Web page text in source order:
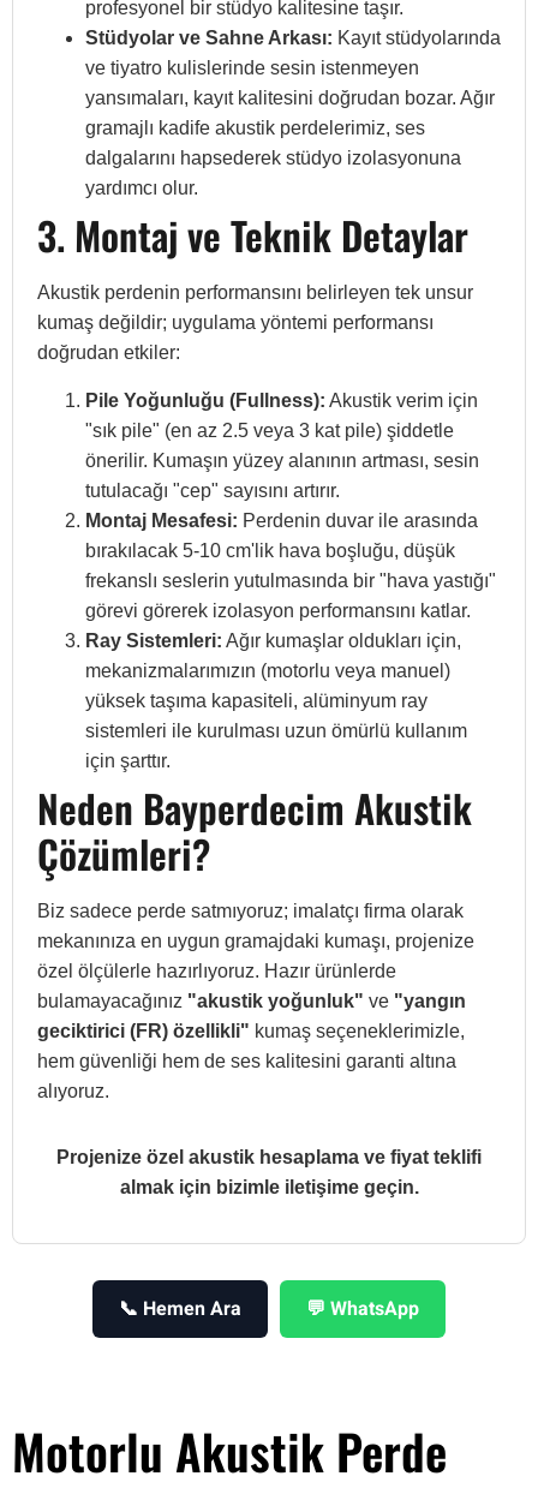
profesyonel bir stüdyo kalitesine taşır.
Stüdyolar ve Sahne Arkası: Kayıt stüdyolarında
ve tiyatro kulislerinde sesin istenmeyen
yansımaları, kayıt kalitesini doğrudan bozar. Ağır
gramajlı kadife akustik perdelerimiz, ses
dalgalarını hapsederek stüdyo izolasyonuna
yardımcı olur.
3. Montaj ve Teknik Detaylar
Akustik perdenin performansını belirleyen tek unsur
kumaş değildir; uygulama yöntemi performansı
doğrudan etkiler:
Pile Yoğunluğu (Fullness): Akustik verim için
"sık pile" (en az 2.5 veya 3 kat pile) şiddetle
önerilir. Kumaşın yüzey alanının artması, sesin
tutulacağı "cep" sayısını artırır.
Montaj Mesafesi: Perdenin duvar ile arasında
bırakılacak 5-10 cm'lik hava boşluğu, düşük
frekanslı seslerin yutulmasında bir "hava yastığı"
görevi görerek izolasyon performansını katlar.
Ray Sistemleri: Ağır kumaşlar oldukları için,
mekanizmalarımızın (motorlu veya manuel)
yüksek taşıma kapasiteli, alüminyum ray
sistemleri ile kurulması uzun ömürlü kullanım
için şarttır.
Neden Bayperdecim Akustik
Çözümleri?
Biz sadece perde satmıyoruz; imalatçı firma olarak
mekanınıza en uygun gramajdaki kumaşı, projenize
özel ölçülerle hazırlıyoruz. Hazır ürünlerde
bulamayacağınız "akustik yoğunluk" ve "yangın
geciktirici (FR) özellikli" kumaş seçeneklerimizle,
hem güvenliği hem de ses kalitesini garanti altına
alıyoruz.
Projenize özel akustik hesaplama ve fiyat teklifi
almak için bizimle iletişime geçin.
📞 Hemen Ara 💬 WhatsApp
Motorlu Akustik Perde